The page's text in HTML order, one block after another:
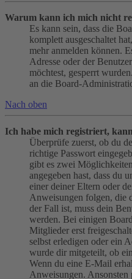
Warum kann ich mich nicht
Es kann sein, dass die
komplett ausgeschaltet
mehr anmelden können.
Adresse oder der
möchtest, gesperrt
an die Board-
Nach oben
Ich habe mich registriert,
Überprüfe zuerst, ob du
richtige Passwort
gibt es zwei
angegeben hast, dass du
einer deiner Eltern oder
Anweisungen folgen, die
der Fall ist, muss dein
werden. Bei einigen
Mitglieder erst
selbst erledigen oder ein
wurde dir mitgeteilt, ob
Wenn du eine E-Mail
Anweisungen.